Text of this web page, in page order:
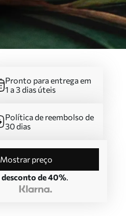
Pronto para entrega em
1 a 3 dias úteis
Política de reembolso de
30 dias
Mostrar preço
desconto de 40%.